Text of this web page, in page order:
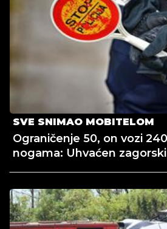
SVE SNIMAO MOBITELOM
Ograničenje 50, on vozi
nogama: Uhvaćen